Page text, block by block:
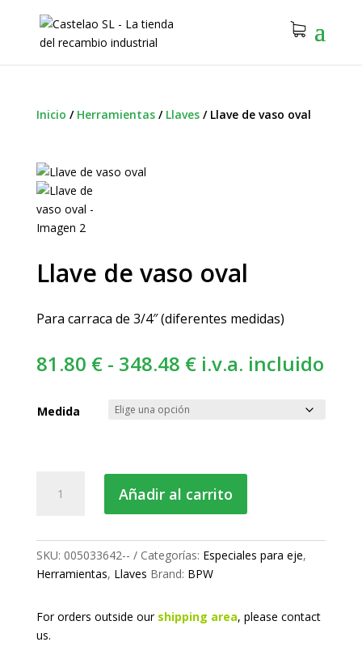
Inicio / Herramientas/ Llaves/ Llave de vaso oval
Llave de vaso oval
Para carraca de 3/4″ (diferentes medidas)
81.80 € - 348.48 €Rango
hasta
348.48 €
i.v.a. incluido
Medida
cantidad
Añadir al carrito
SKU: 005033642-- Categorías: Especiales para eje,
Herramientas, Llaves Brand: BPW
For orders outside our shipping area, please contact
us.